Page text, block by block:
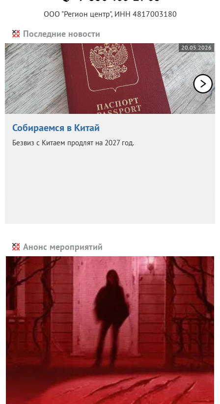
ООО "Регион центр", ИНН 4817003180
Последние новости
20.05.2026
Собираемся в Китай
Безвиз с Китаем продлят на 2027 год.
Анонс мероприятий